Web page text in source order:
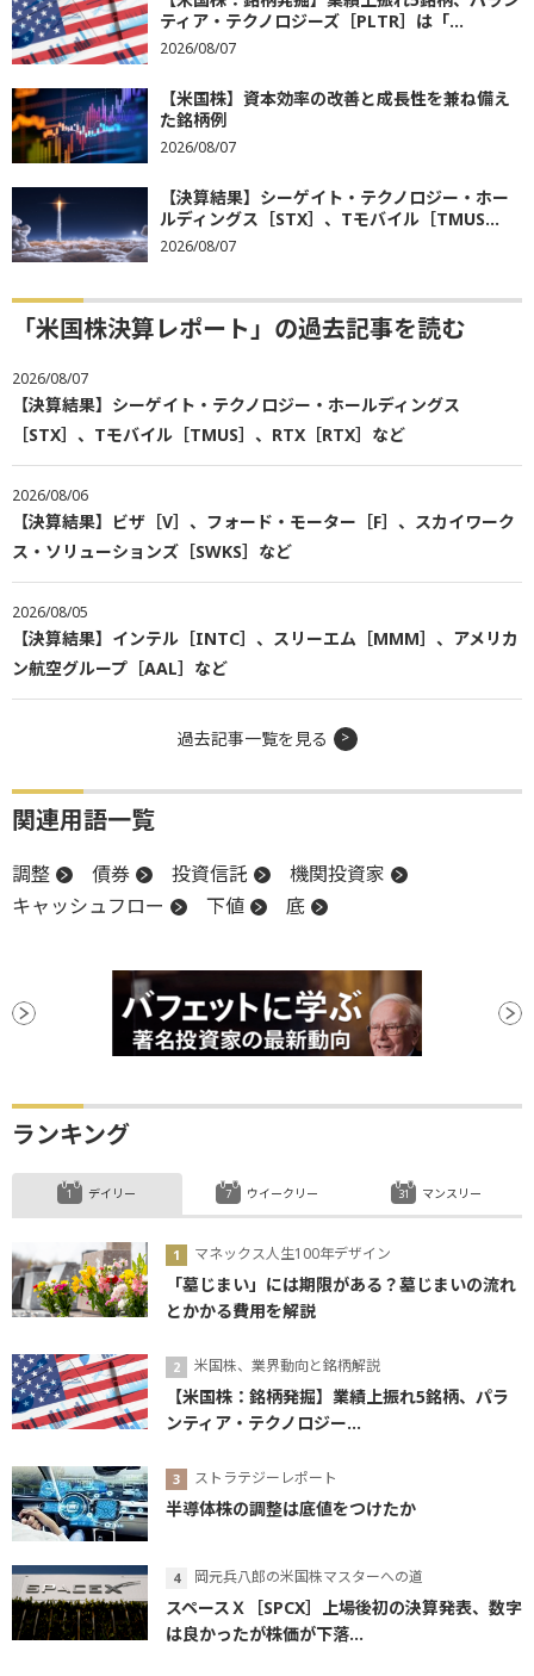
ティア・テクノロジーズ［PLTR］は「...
2026/08/07
【米国株】資本効率の改善と成長性を兼ね備え
た銘柄例
2026/08/07
【決算結果】シーゲイト・テクノロジー・ホー
ルディングス［STX］、Tモバイル［TMUS...
2026/08/07
「米国株決算レポート」の過去記事を読む
2026/08/07
【決算結果】シーゲイト・テクノロジー・ホールディングス
［STX］、Tモバイル［TMUS］、RTX［RTX］など
2026/08/06
【決算結果】ビザ［V］、フォード・モーター［F］、スカイワーク
ス・ソリューションズ［SWKS］など
2026/08/05
【決算結果】インテル［INTC］、スリーエム［MMM］、アメリカ
ン航空グループ［AAL］など
過去記事一覧を見る
関連用語一覧
調整 債券 投資信託
機関投資家
キャッシュフロー
下値 底
ランキング
デイリー
マネックス人生100年デザイン
「墓じまい」には期限がある？墓じまいの流れ
とかかる費用を解説
米国株、業界動向と銘柄解説
【米国株：銘柄発掘】業績上振れ5銘柄、パラ
ンティア・テクノロジー...
ストラテジーレポート
半導体株の調整は底値をつけたか
岡元兵八郎の米国株マスターへの道
スペースＸ［SPCX］上場後初の決算発表、数字
は良かったが株価が下落...
ウイークリー マンスリー